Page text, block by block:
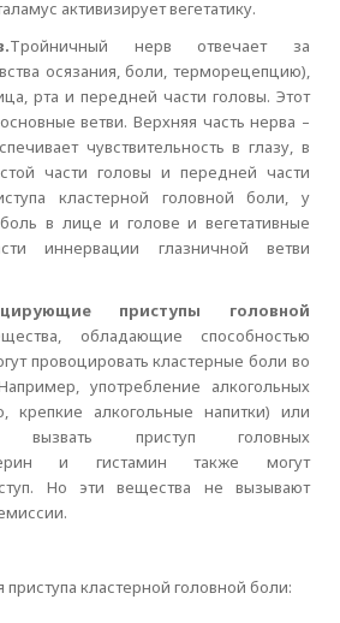
активизирует вегетатику.
Тройничный нерв отвечает за
осязания, боли, терморецепцию),
рта и передней части головы. Этот
ветви. Верхняя часть нерва –
чувствительность в глазу, в
части головы и передней части
кластерной головной боли, у
в лице и голове и вегетативные
иннервации глазничной ветви
приступы головной
обладающие способностью
провоцировать кластерные боли во
употребление алкогольных
крепкие алкогольные напитки) или
приступ головных
и гистамин также могут
Но эти вещества не вызывают
кластерной головной боли: